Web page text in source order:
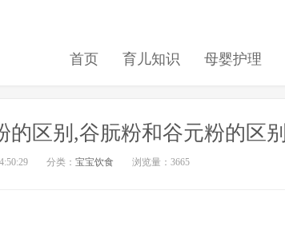
首页 育儿知识 母婴护理
的区别,谷朊粉和谷元粉的区别
分类： 宝宝饮食 浏览量：3665